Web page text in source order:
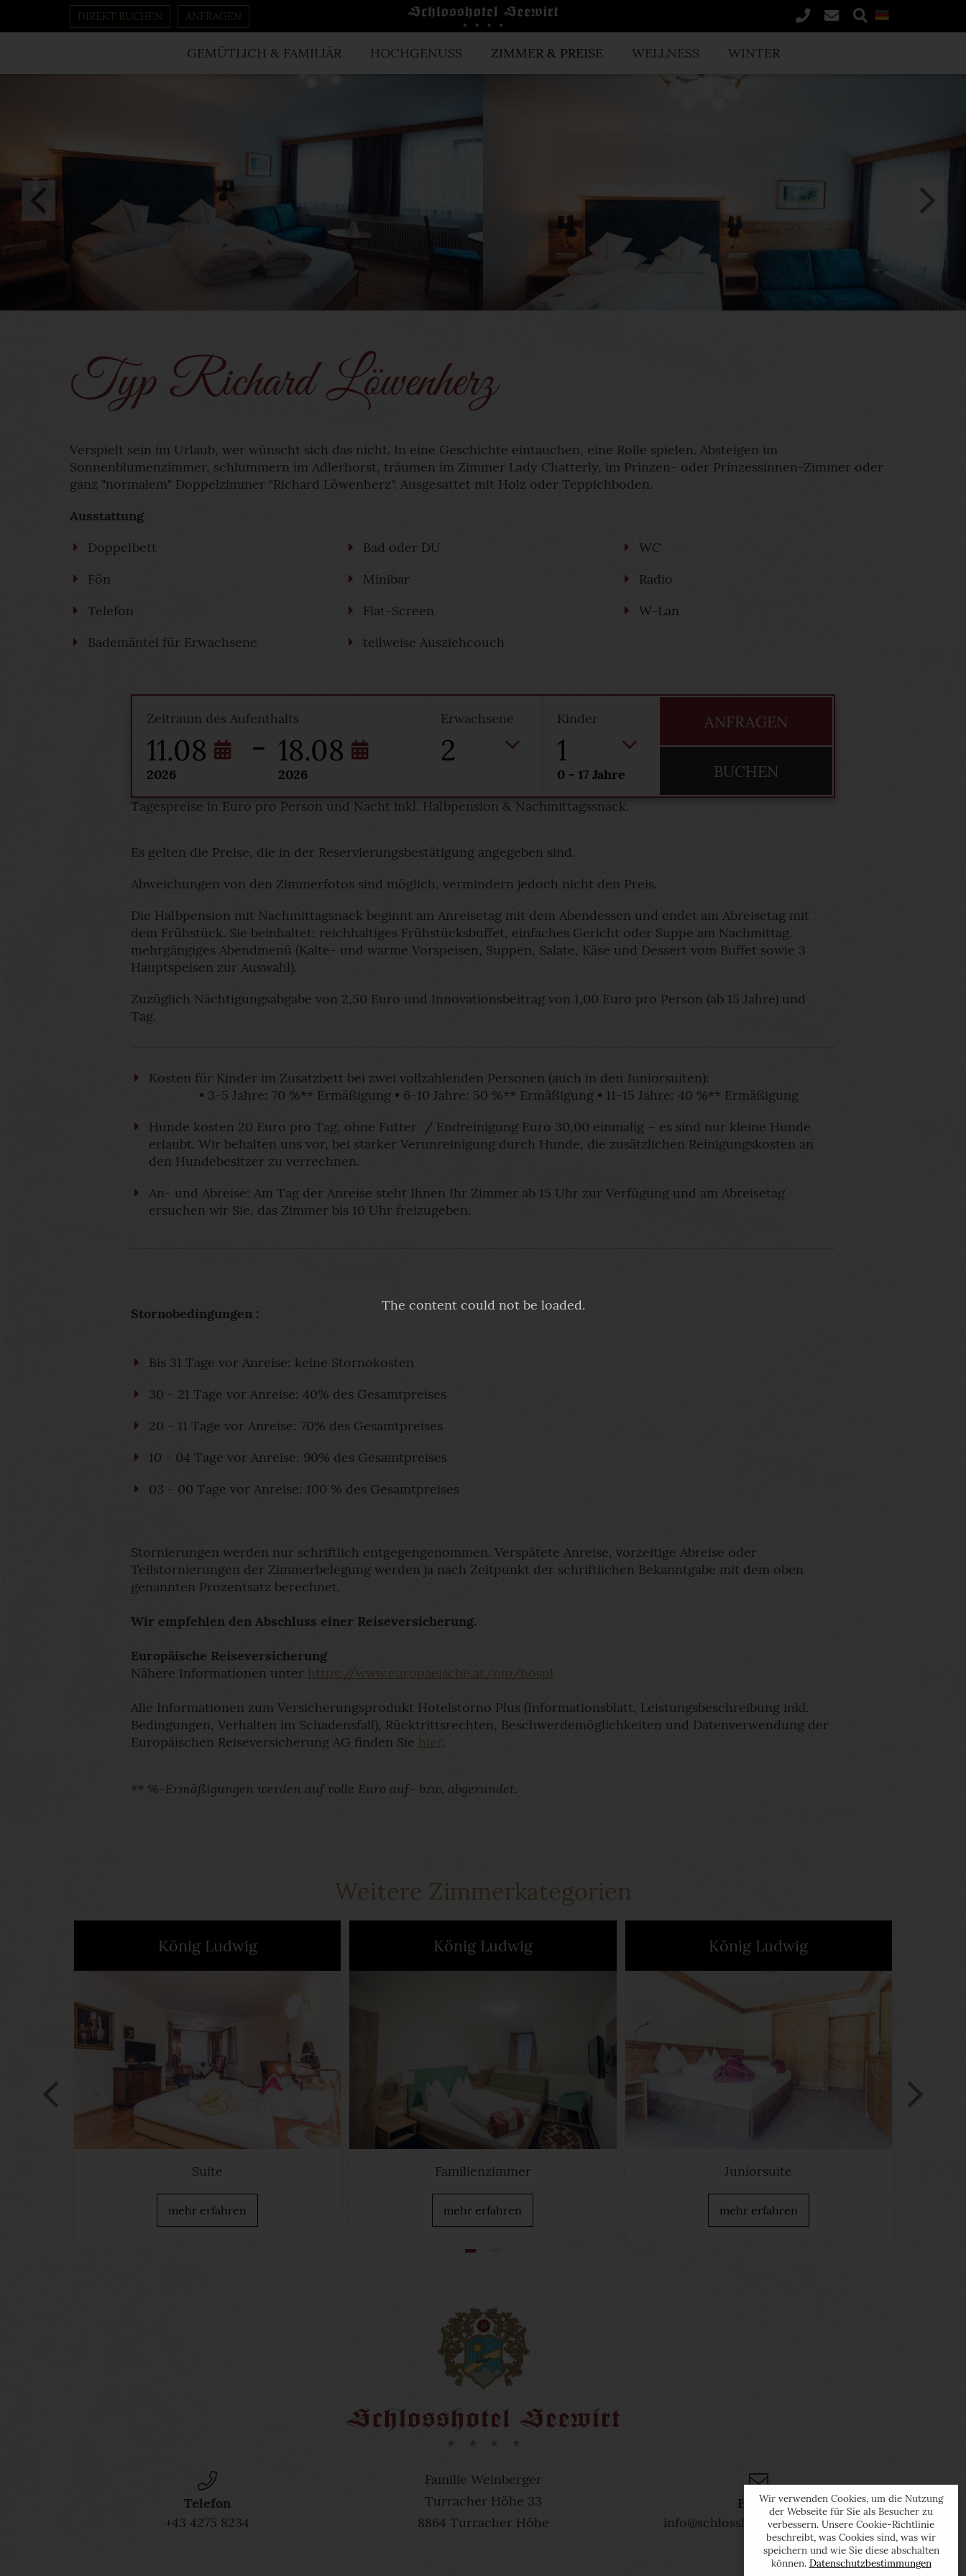
The contentcould not be loaded.
DIREKT BUCHEN ANFRAGEN
GEMÜTLICH & FAMILIÄR HOCHGENUSS ZIMMER & PREISE WELLNESS WINTER
Typ Richard Löwenherz
Verspielt sein im Urlaub, wer wünscht sich das nicht. In eine Geschichte eintauchen, eine Rolle spielen. Absteigen im
Sonnenblumenzimmer, schlummern im Adlerhorst, träumen im Zimmer Lady Chatterly, im Prinzen- oder Prinzessinnen-Zimmer oder
ganz "normalem" Doppelzimmer "Richard Löwenherz". Ausgesattet mit Holz oder Teppichboden.
Ausstattung
Doppelbett
Bad oder DU
WC
Fön
Minibar
Radio
Telefon
Flat-Screen
W-Lan
Bademäntel für Erwachsene
teilweise Ausziehcouch
Zeitraum des Aufenthalts
11.08 18.08
2026 2026
Erwachsene
2
Kinder
1
0 - 17 Jahre
ANFRAGEN
BUCHEN
Tagespreise in Euro pro Person und Nacht inkl. Halbpension & Nachmittagssnack.
Es gelten die Preise, die in der Reservierungsbestätigung angegeben sind.
Abweichungen von den Zimmerfotos sind möglich, vermindern jedoch nicht den Preis.
Die Halbpension mit Nachmittagsnack beginnt am Anreisetag mit dem Abendessen und endet am Abreisetag mit
dem Frühstück. Sie beinhaltet: reichhaltiges Frühstücksbuffet, einfaches Gericht oder Suppe am Nachmittag.
mehrgängiges Abendmenü (Kalte- und warme Vorspeisen, Suppen, Salate, Käse und Dessert vom Buffet sowie 3
Hauptspeisen zur Auswahl).
Zuzüglich Nächtigungsabgabe von 2,50 Euro und Innovationsbeitrag von 1,00 Euro pro Person (ab 15 Jahre) und
Tag.
Kosten für Kinder im Zusatzbett bei zwei vollzahlenden Personen (auch in den Juniorsuiten):
• 3-5 Jahre: 70 %** Ermäßigung • 6-10 Jahre: 50 %** Ermäßigung • 11-15 Jahre: 40 %** Ermäßigung
Hunde kosten 20 Euro pro Tag, ohne Futter / Endreinigung Euro 30,00 einmalig – es sind nur kleine Hunde
erlaubt. Wir behalten uns vor, bei starker Verunreinigung durch Hunde, die zusätzlichen Reinigungskosten an
den Hundebesitzer zu verrechnen.
An- und Abreise: Am Tag der Anreise steht Ihnen Ihr Zimmer ab 15 Uhr zur Verfügung und am Abreisetag
ersuchen wir Sie, das Zimmer bis 10 Uhr freizugeben.
Stornobedingungen :
Bis 31 Tage vor Anreise: keine Stornokosten
30 - 21 Tage vor Anreise: 40% des Gesamtpreises
20 - 11 Tage vor Anreise: 70% des Gesamtpreises
10 - 04 Tage vor Anreise: 90% des Gesamtpreises
03 - 00 Tage vor Anreise: 100 % des Gesamtpreises
Stornierungen werden nur schriftlich entgegengenommen. Verspätete Anreise, vorzeitige Abreise oder
Teilstornierungen der Zimmerbelegung werden ja nach Zeitpunkt der schriftlichen Bekanntgabe mit dem oben
genannten Prozentsatz berechnet.
Wir empfehlen den Abschluss einer Reiseversicherung.
Europäische Reiseversicherung
Nähere Informationen unter https://www.europaeische.at/pip/hospl
Alle Informationen zum Versicherungsprodukt Hotelstorno Plus (Informationsblatt, Leistungsbeschreibung inkl.
Bedingungen, Verhalten im Schadensfall), Rücktrittsrechten, Beschwerdemöglichkeiten und Datenverwendung der
Europäischen Reiseversicherung AG finden Sie hier.
** %-Ermäßigungen werden auf volle Euro auf- bzw. abgerundet.
Weitere Zimmerkategorien
König Ludwig
Suite
mehr erfahren
König Ludwig
Familienzimmer
mehr erfahren
König Ludwig
Juniorsuite
mehr erfahren
Telefon
+43 4275 8234
Familie Weinberger
Turracher Höhe 33
8864 Turracher Höhe
E-Mail
info@schlosshotel-seewirt.com
Wir verwenden Cookies, um die Nutzung
der Webseite für Sie als Besucher zu
verbessern. Unsere Cookie-Richtlinie
beschreibt, was Cookies sind, was wir
speichern und wie Sie diese abschalten
können. Datenschutzbestimmungen